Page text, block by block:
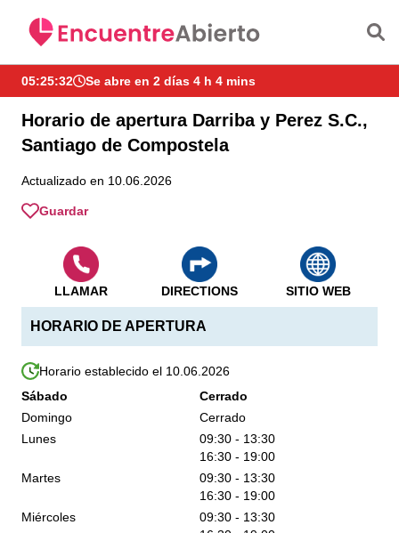
05:25:33 Se abre en 2 días 4 h 4 mins
Horario de apertura Darriba y Perez S.C.,
Santiago de Compostela
Actualizado en 10.06.2026
Guardar
HORARIO DE APERTURA
Horario establecido el 10.06.2026
Sábado
Cerrado
Domingo
Cerrado
Lunes
09:30 - 13:30
16:30 - 19:00
Martes
09:30 - 13:30
16:30 - 19:00
Miércoles
09:30 - 13:30
LLAMAR DIRECTIONS SITIO WEB